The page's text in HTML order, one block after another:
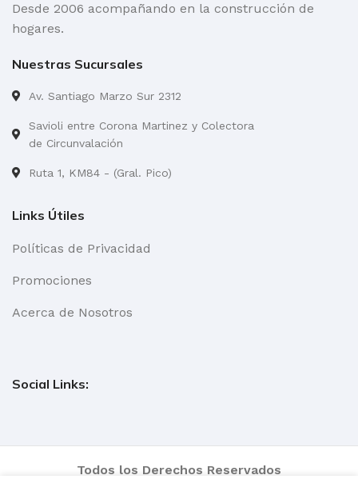
Desde 2006 acompañando en la construcción de
hogares.
Nuestras Sucursales
Av. Santiago Marzo Sur 2312
Savioli entre Corona Martinez y Colectora
de Circunvalación
Ruta 1, KM84 - (Gral. Pico)
Links Útiles
Políticas de Privacidad
Promociones
Acerca de Nosotros
Social Links:
Todos los Derechos Reservados